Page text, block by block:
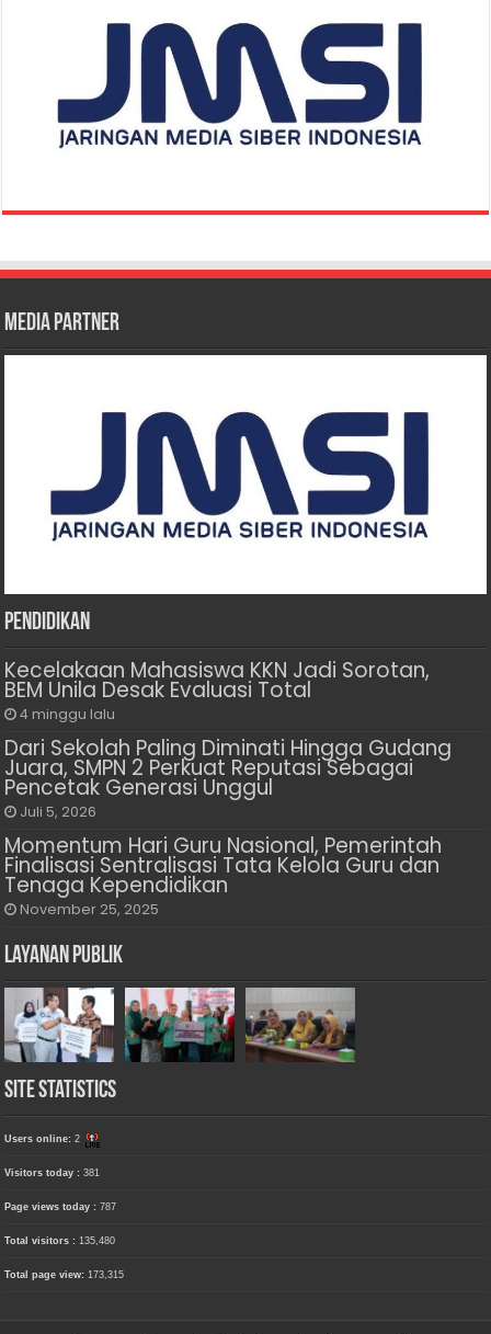
Media Partner
Pendidikan
Kecelakaan Mahasiswa KKN Jadi Sorotan,
BEM Unila Desak Evaluasi Total
4 minggu lalu
Dari Sekolah Paling Diminati Hingga Gudang
Juara, SMPN 2 Perkuat Reputasi Sebagai
Pencetak Generasi Unggul
Juli 5, 2026
Momentum Hari Guru Nasional, Pemerintah
Finalisasi Sentralisasi Tata Kelola Guru dan
Tenaga Kependidikan
November 25, 2025
Layanan Publik
Site Statistics
Users online:2
Visitors today :381
Page views today :787
Total visitors :135,480
Total page view:173,315